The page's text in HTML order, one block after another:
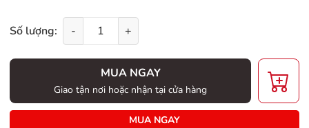
Số lượng: - +
MUA NGAY
Giao tận nơi hoặc nhận tại cửa hàng
MUA NGAY